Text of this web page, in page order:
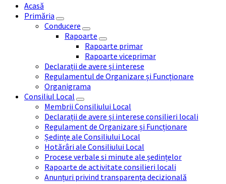
Acasă
Primăria
Conducere
Rapoarte
Rapoarte primar
Rapoarte viceprimar
Declarații de avere și interese
Regulamentul de Organizare și Funcționare
Organigrama
Consiliul Local
Membrii Consiliului Local
Declarații de avere și interese consilieri locali
Regulament de Organizare și Funcționare
Ședințe ale Consiliului Local
Hotărâri ale Consiliului Local
Procese verbale si minute ale ședințelor
Rapoarte de activitate consilieri locali
Anunțuri privind transparența decizională